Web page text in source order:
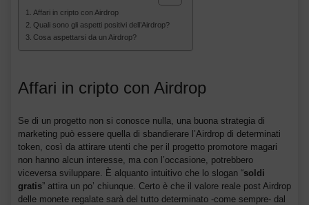
Affari in cripto con Airdrop
Quali sono gli aspetti positivi dell’Airdrop?
Cosa aspettarsi da un Airdrop?
Affari in cripto con Airdrop
Se di un progetto non si conosce nulla, una buona strategia di
marketing può essere quella di sbandierare l’Airdrop di determinati
token, così da attirare utenti che per il progetto promotore magari
non hanno alcun interesse, ma con l’occasione, potrebbero
viceversa sviluppare. È alquanto intuitivo che lo slogan “soldi
gratis” attira un po’ chiunque. Certo è che il valore reale post Airdrop
delle monete regalate sarà del tutto determinato -come sempre- dal